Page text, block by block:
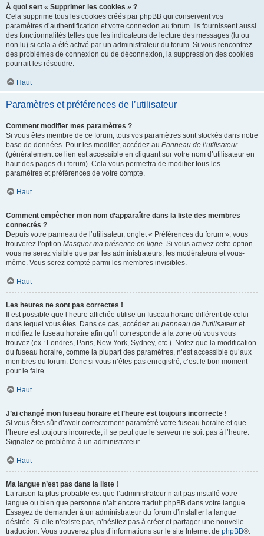
À quoi sert « Supprimer les cookies » ?
Cela supprime tous les cookies créés par phpBB qui conservent vos
paramètres d’authentification et votre connexion au forum. Ils fournissent aussi
des fonctionnalités telles que les indicateurs de lecture des messages (lu ou
non lu) si cela a été activé par un administrateur du forum. Si vous rencontrez
des problèmes de connexion ou de déconnexion, la suppression des cookies
pourrait les résoudre.
Haut
Paramètres et préférences de l’utilisateur
Comment modifier mes paramètres ?
Si vous êtes membre de ce forum, tous vos paramètres sont stockés dans notre
base de données. Pour les modifier, accédez au Panneau de l’utilisateur
(généralement ce lien est accessible en cliquant sur votre nom d’utilisateur en
haut des pages du forum). Cela vous permettra de modifier tous les
paramètres et préférences de votre compte.
Haut
Comment empêcher mon nom d’apparaître dans la liste des membres
connectés ?
Depuis votre panneau de l’utilisateur, onglet « Préférences du forum », vous
trouverez l’option Masquer ma présence en ligne. Si vous activez cette option
vous ne serez visible que par les administrateurs, les modérateurs et vous-
même. Vous serez compté parmi les membres invisibles.
Haut
Les heures ne sont pas correctes !
Il est possible que l’heure affichée utilise un fuseau horaire différent de celui
dans lequel vous êtes. Dans ce cas, accédez au panneau de l’utilisateuret
modifiez le fuseau horaire afin qu’il corresponde à la zone où vous vous
trouvez (ex : Londres, Paris, New York, Sydney, etc.). Notez que la modification
du fuseau horaire, comme la plupart des paramètres, n’est accessible qu’aux
membres du forum. Donc si vous n’êtes pas enregistré, c’est le bon moment
pour le faire.
Haut
J’ai changé mon fuseau horaire et l’heure est toujours incorrecte !
Si vous êtes sûr d’avoir correctement paramétré votre fuseau horaire et que
l’heure est toujours incorrecte, il se peut que le serveur ne soit pas à l’heure.
Signalez ce problème à un administrateur.
Haut
Ma langue n’est pas dans la liste !
La raison la plus probable est que l’administrateur n’ait pas installé votre
langue ou bien que personne n’ait encore traduit phpBB dans votre langue.
Essayez de demander à un administrateur du forum d’installer la langue
désirée. Si elle n’existe pas, n’hésitez pas à créer et partager une nouvelle
traduction. Vous trouverez plus d’informations sur le site Internet de phpBB®.